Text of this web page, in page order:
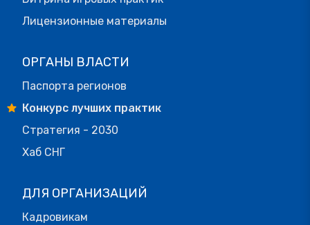
Лицензионные материалы
ОРГАНЫ ВЛАСТИ
Паспорта регионов
Конкурс лучших практик
Стратегия - 2030
Хаб СНГ
ДЛЯ ОРГАНИЗАЦИЙ
Кадровикам